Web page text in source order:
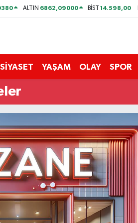
ALTIN 6862,09000 BİST14.598,00
SİYASET YAŞAM OLAY SPOR